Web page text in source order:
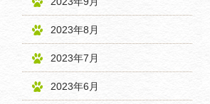
2023年8月
2023年7月
2023年6月